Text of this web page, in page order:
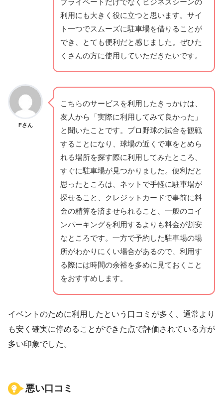
利用にも大きく役に立つと思います。サイ
ト一つでスムーズに駐車場を借りることが
でき、とても便利だと感じました。ぜひた
くさんの方に使用していただきたいです。
Fさん
こちらのサービスを利用したきっかけは、
友人から「実際に利用してみて良かった」
と聞いたことです。プロ野球の試合を観戦
することになり、球場の近くで車をとめら
れる場所を探す際に利用してみたところ、
すぐに駐車場が見つかりました。便利だと
思ったところは、ネットで手軽に駐車場が
探せること、クレジットカードで事前に料
金の精算を済ませられること、一般のコイ
ンパーキングを利用するよりも料金が割安
なところです。一方で予約した駐車場の場
所がわかりにくい場合があるので、利用す
る際には時間の余裕を多めに見ておくこと
をおすすめします。
イベントのために利用したという口コミが多く、通常より
も安く確実に停めることができた点で評価されている方が
多い印象でした。
悪い口コミ